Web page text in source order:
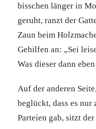
bisschen länger in
geruht, ranzt der
Zaun beim
Gehilfen an: „Sei
Was dieser dann
Auf der anderen
beglückt, dass es nur
Parteien gab, sitzt